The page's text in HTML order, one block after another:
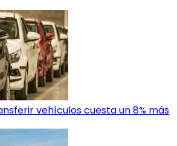
vehículos cuesta un 8% más